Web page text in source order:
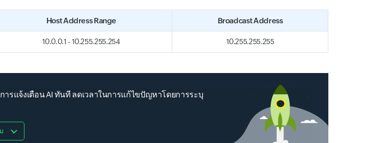
Host Address Range Broadcast Address
10.0.0.1 - 10.255.255.254 10.255.255.255
แจ้งเตือน AI ทันที ลดเวลาในการแก้ไขปัญหาโดยการระบุ